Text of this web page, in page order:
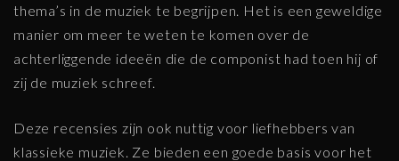
thema’s in de muziek te begrijpen. Het is een geweldige
manier om meer te weten te komen over de
achterliggende ideeën die de componist had toen hij of
zij de muziek schreef.
Deze recensies zijn ook nuttig voor liefhebbers van
klassieke muziek. Ze bieden een goede basis voor het